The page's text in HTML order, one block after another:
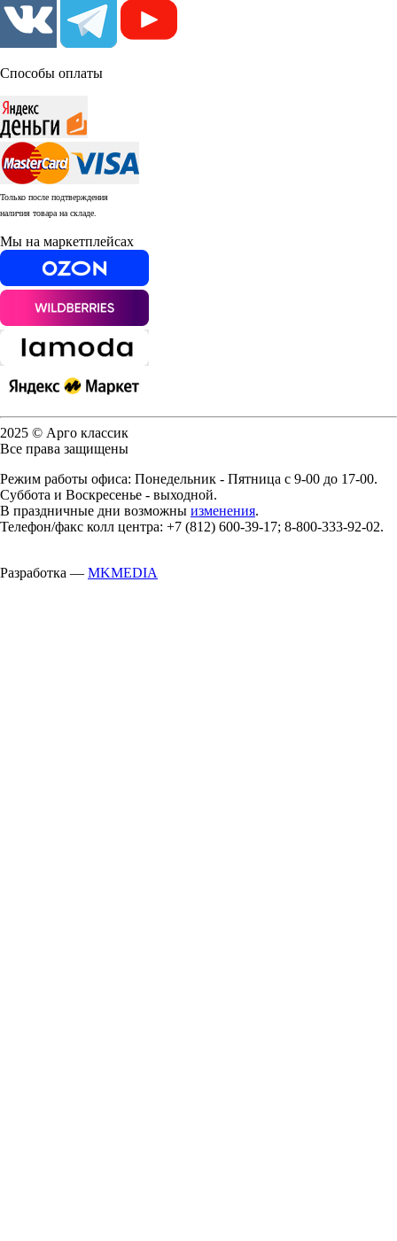
Способы оплаты
Только после подтверждения
наличия товара на складе.
Мы на маркетплейсах
2025 © Арго классик
Все права защищены
Режим работы офиса: Понедельник - Пятница с 9-00 до 17-00.
Суббота и Воскресенье - выходной.
В праздничные дни возможны изменения.
Телефон/факс колл центра: +7 (812) 600-39-17; 8-800-333-92-02.
Разработка — MKMEDIA